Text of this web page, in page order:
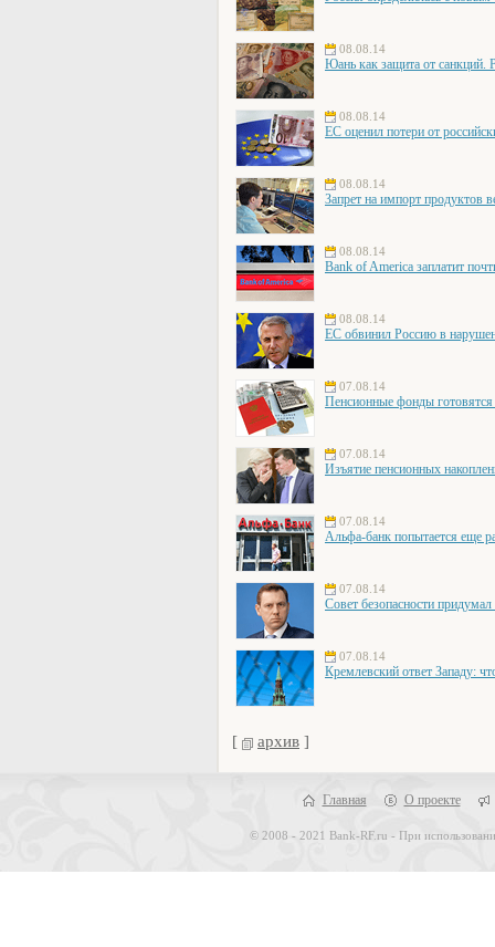
08.08.14
Юань как защита от санкций.
08.08.14
ЕС оценил потери от
08.08.14
Запрет на импорт продуктов
08.08.14
Bank of America заплатит
08.08.14
ЕС обвинил Россию в
07.08.14
Пенсионные фонды готовятся
07.08.14
Изъятие пенсионных
07.08.14
Альфа-банк попытается еще
07.08.14
Совет безопасности
07.08.14
Кремлевский ответ Западу:
[ архив ]
Главная О проекте
© 2008 - 2021 Bank-RF.ru - При